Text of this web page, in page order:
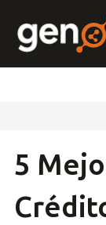
5